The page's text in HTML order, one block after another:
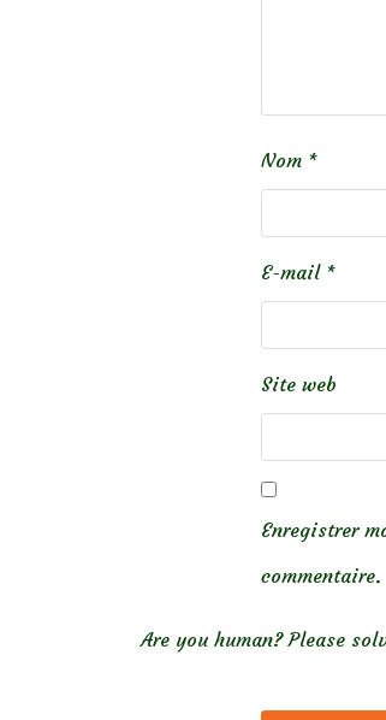
Nom *
E-mail *
Site web
Enregistrer
commentaire.
Are you human? Please